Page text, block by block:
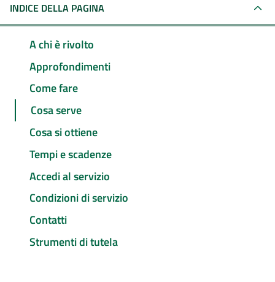
INDICE DELLA PAGINA
A chi è rivolto
Approfondimenti
Come fare
Cosa serve
Cosa si ottiene
Tempi e scadenze
Accedi al servizio
Condizioni di servizio
Contatti
Strumenti di tutela